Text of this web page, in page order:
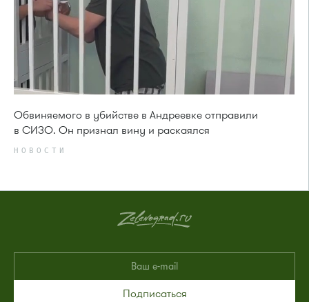
Обвиняемого в убийстве в Андреевке отправили
в СИЗО. Он признал вину и раскаялся
НОВОСТИ
Подписаться